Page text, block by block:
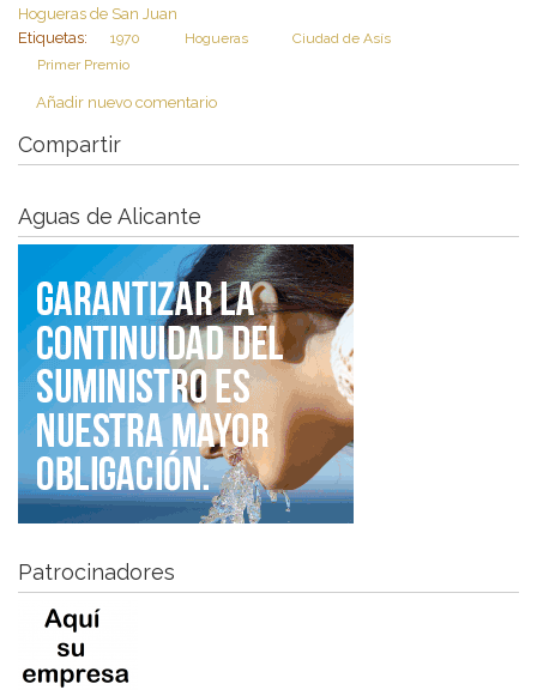
Hogueras de San Juan
Etiquetas:
1970 Hogueras
Ciudad de Asís
Primer Premio
Añadir nuevo comentario
Compartir
Aguas de Alicante
Patrocinadores